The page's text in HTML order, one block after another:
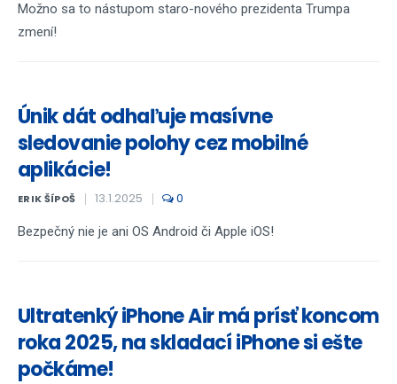
Možno sa to nástupom staro-nového prezidenta Trumpa
zmení!
Únik dát odhaľuje masívne
sledovanie polohy cez mobilné
aplikácie!
ERIK ŠÍPOŠ 13.1.2025 0
Bezpečný nie je ani OS Android či Apple iOS!
Ultratenký iPhone Air má prísť koncom
roka 2025, na skladací iPhone si ešte
počkáme!